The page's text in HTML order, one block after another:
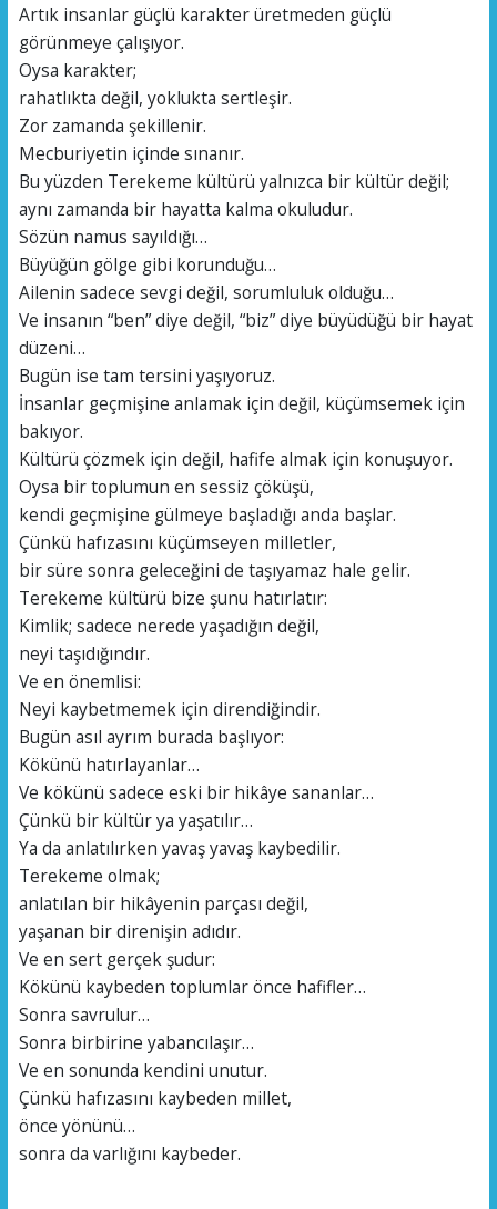
Artık insanlar güçlü karakter üretmeden güçlü
görünmeye çalışıyor.
Oysa karakter;
rahatlıkta değil, yoklukta sertleşir.
Zor zamanda şekillenir.
Mecburiyetin içinde sınanır.
Bu yüzden Terekeme kültürü yalnızca bir kültür değil;
aynı zamanda bir hayatta kalma okuludur.
Sözün namus sayıldığı…
Büyüğün gölge gibi korunduğu…
Ailenin sadece sevgi değil, sorumluluk olduğu…
Ve insanın “ben” diye değil, “biz” diye büyüdüğü bir hayat
düzeni…
Bugün ise tam tersini yaşıyoruz.
İnsanlar geçmişine anlamak için değil, küçümsemek için
bakıyor.
Kültürü çözmek için değil, hafife almak için konuşuyor.
Oysa bir toplumun en sessiz çöküşü,
kendi geçmişine gülmeye başladığı anda başlar.
Çünkü hafızasını küçümseyen milletler,
bir süre sonra geleceğini de taşıyamaz hale gelir.
Terekeme kültürü bize şunu hatırlatır:
Kimlik; sadece nerede yaşadığın değil,
neyi taşıdığındır.
Ve en önemlisi:
Neyi kaybetmemek için direndiğindir.
Bugün asıl ayrım burada başlıyor:
Kökünü hatırlayanlar…
Ve kökünü sadece eski bir hikâye sananlar…
Çünkü bir kültür ya yaşatılır…
Ya da anlatılırken yavaş yavaş kaybedilir.
Terekeme olmak;
anlatılan bir hikâyenin parçası değil,
yaşanan bir direnişin adıdır.
Ve en sert gerçek şudur:
Kökünü kaybeden toplumlar önce hafifler…
Sonra savrulur…
Sonra birbirine yabancılaşır…
Ve en sonunda kendini unutur.
Çünkü hafızasını kaybeden millet,
önce yönünü…
sonra da varlığını kaybeder.